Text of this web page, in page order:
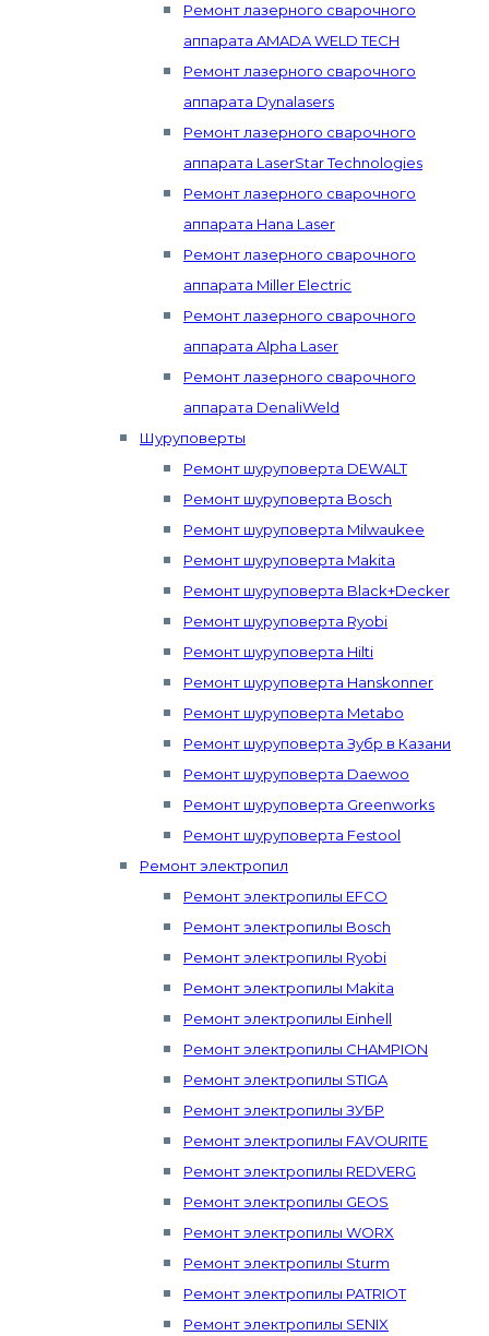
Ремонт лазерного сварочного
аппарата AMADA WELD TECH
Ремонт лазерного сварочного
аппарата Dynalasers
Ремонт лазерного сварочного
аппарата LaserStar Technologies
Ремонт лазерного сварочного
аппарата Hana Laser
Ремонт лазерного сварочного
аппарата Miller Electric
Ремонт лазерного сварочного
аппарата Alpha Laser
Ремонт лазерного сварочного
аппарата DenaliWeld
Шуруповерты
Ремонт шуруповерта DEWALT
Ремонт шуруповерта Bosch
Ремонт шуруповерта Milwaukee
Ремонт шуруповерта Makita
Ремонт шуруповерта Black+Decker
Ремонт шуруповерта Ryobi
Ремонт шуруповерта Hilti
Ремонт шуруповерта Hanskonner
Ремонт шуруповерта Metabo
Ремонт шуруповерта Зубр в Казани
Ремонт шуруповерта Daewoo
Ремонт шуруповерта Greenworks
Ремонт шуруповерта Festool
Ремонт электропил
Ремонт электропилы EFCO
Ремонт электропилы Bosch
Ремонт электропилы Ryobi
Ремонт электропилы Makita
Ремонт электропилы Einhell
Ремонт электропилы CHAMPION
Ремонт электропилы STIGA
Ремонт электропилы ЗУБР
Ремонт электропилы FAVOURITE
Ремонт электропилы REDVERG
Ремонт электропилы GEOS
Ремонт электропилы WORX
Ремонт электропилы Sturm
Ремонт электропилы PATRIOT
Ремонт электропилы SENIX